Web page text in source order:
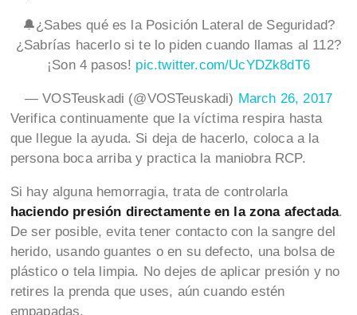
🔔¿Sabes qué es la Posición Lateral de Seguridad?
¿Sabrías hacerlo si te lo piden cuando llamas al 112?
¡Son 4 pasos! pic.twitter.com/UcYDZk8dT6
— VOSTeuskadi (@VOSTeuskadi) March 26, 2017
Verifica continuamente que la víctima respira hasta
que llegue la ayuda. Si deja de hacerlo, coloca a la
persona boca arriba y practica la maniobra RCP.
Si hay alguna hemorragia, trata de controlarla
haciendo presión directamente en la zona afectada.
De ser posible, evita tener contacto con la sangre del
herido, usando guantes o en su defecto, una bolsa de
plástico o tela limpia. No dejes de aplicar presión y no
retires la prenda que uses, aún cuando estén
empapadas.